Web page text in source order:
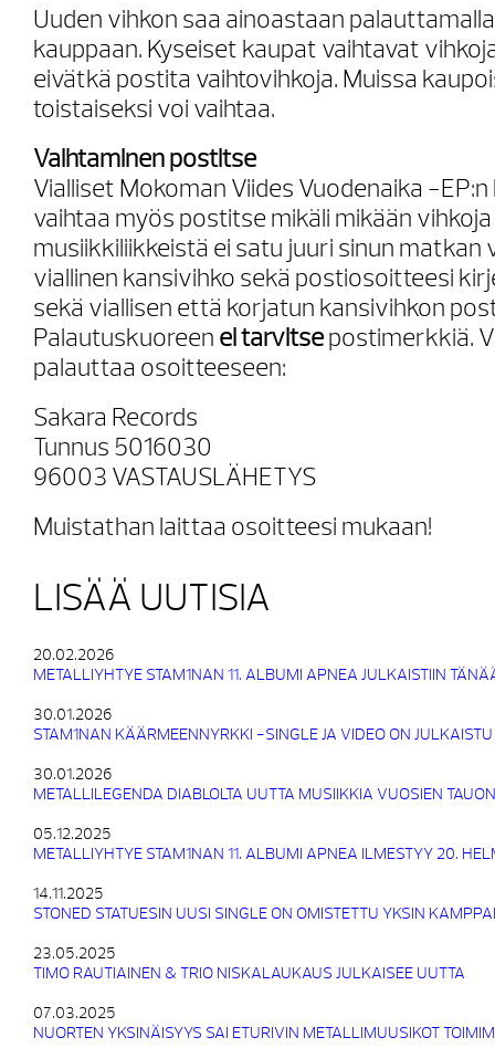
Uuden vihkon saa ainoastaan
kauppaan. Kyseiset kaupat vaihtavat
eivätkä postita vaihtovihkoja. Muissa
toistaiseksi voi vaihtaa.
Vaihtaminen postitse
Vialliset Mokoman Viides Vuodenaika -
vaihtaa myös postitse mikäli mikään
musiikkiliikkeistä ei satu juuri sinun matkan
viallinen kansivihko sekä postiosoitteesi
sekä viallisen että korjatun kansivihkon
Palautuskuoreen ei tarvitse postimerkkiä.
palauttaa osoitteeseen:
Sakara Records
Tunnus 5016030
96003 VASTAUSLÄHETYS
Muistathan laittaa osoitteesi mukaan!
LISÄÄ UUTISIA
20.02.2026
METALLIYHTYE STAM1NAN 11. ALBUMI APNEA JULKAISTIIN
30.01.2026
STAM1NAN KÄÄRMEENNYRKKI -SINGLE JA VIDEO ON JULKAISTU
30.01.2026
METALLILEGENDA DIABLOLTA UUTTA MUSIIKKIA VUOSIEN
05.12.2025
METALLIYHTYE STAM1NAN 11. ALBUMI APNEA ILMESTYY 20.
14.11.2025
STONED STATUESIN UUSI SINGLE ON OMISTETTU YKSIN
23.05.2025
TIMO RAUTIAINEN & TRIO NISKALAUKAUS JULKAISEE UUTTA
07.03.2025
NUORTEN YKSINÄISYYS SAI ETURIVIN METALLIMUUSIKOT